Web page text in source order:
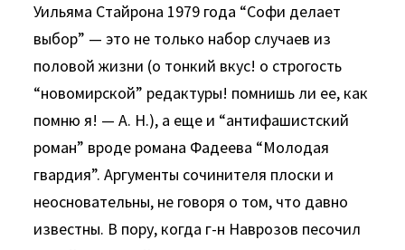
Уильяма Стайрона 1979 года “Софи делает
выбор” — это не только набор случаев из
половой жизни (о тонкий вкус! о строгость
“новомирской” редактуры! помнишь ли ее, как
помню я! — А. Н.), а еще и “антифашистский
роман” вроде романа Фадеева “Молодая
гвардия”. Аргументы сочинителя плоски и
неосновательны, не говоря о том, что давно
известны. В пору, когда г-н Наврозов песочил